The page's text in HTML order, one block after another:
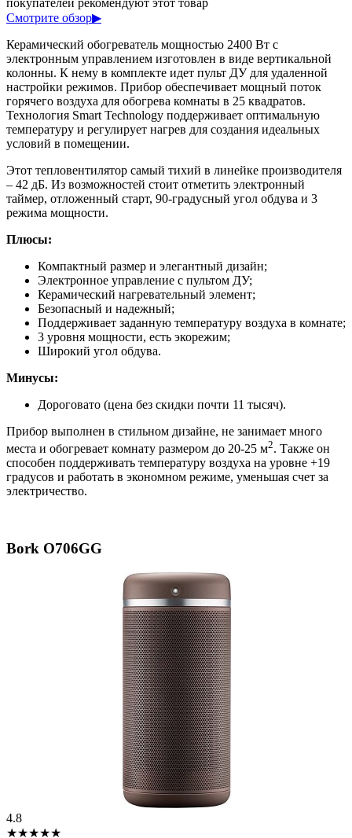
Смотрите обзор▶
Керамический обогреватель мощностью 2400 Вт с
электронным управлением изготовлен в виде вертикальной
колонны. К нему в комплекте идет пульт ДУ для удаленной
настройки режимов. Прибор обеспечивает мощный поток
горячего воздуха для обогрева комнаты в 25 квадратов.
Технология Smart Technology поддерживает оптимальную
температуру и регулирует нагрев для создания идеальных
условий в помещении.
Этот тепловентилятор самый тихий в линейке производителя
– 42 дБ. Из возможностей стоит отметить электронный
таймер, отложенный старт, 90-градусный угол обдува и 3
режима мощности.
Плюсы:
Компактный размер и элегантный дизайн;
Электронное управление с пультом ДУ;
Керамический нагревательный элемент;
Безопасный и надежный;
Поддерживает заданную температуру воздуха в комнате;
3 уровня мощности, есть экорежим;
Широкий угол обдува.
Минусы:
Дороговато (цена без скидки почти 11 тысяч).
Прибор выполнен в стильном дизайне, не занимает много
места и обогревает комнату размером до 20-25 м2. Также он
способен поддерживать температуру воздуха на уровне +19
градусов и работать в экономном режиме, уменьшая счет за
электричество.
Bork O706GG
4.8
★★★★★